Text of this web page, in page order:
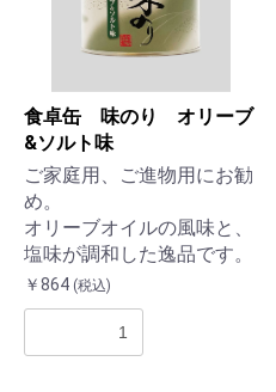
食卓缶 味のり オリーブ
&ソルト味
ご家庭用、ご進物用にお勧
め。
オリーブオイルの風味と、
塩味が調和した逸品です。
￥864 (税込)